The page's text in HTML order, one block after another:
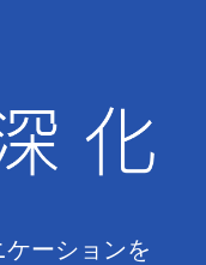
ーションを